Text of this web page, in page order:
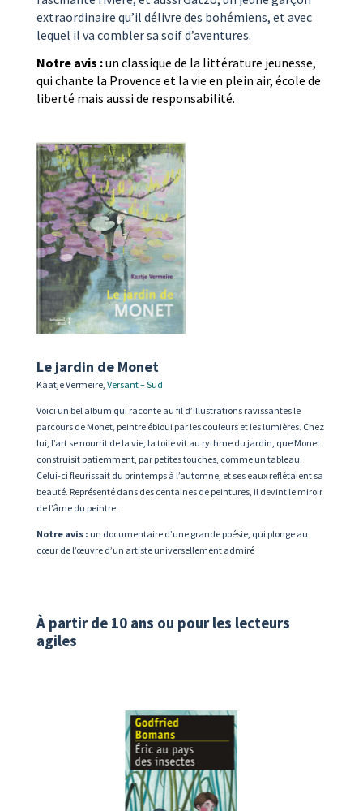
extraordinaire qu’il délivre des bohémiens, et avec
lequel il va combler sa soif d’aventures.
Notre avis :un classique de la littérature jeunesse,
qui chante la Provence et la vie en plein air, école de
liberté mais aussi de responsabilité.
Le jardin de Monet
Kaatje Vermeire, Versant –Sud
Voici un bel album qui raconte au fil d’illustrations ravissantes le
parcours de Monet, peintre ébloui par les couleurs et les lumières. Chez
lui, l’art se nourrit de la vie, la toile vit au rythme du jardin, que Monet
construisit patiemment, par petites touches, comme un tableau.
Celui-ci fleurissait du printemps à l’automne, et ses eaux reflétaient sa
beauté. Représenté dans des centaines de peintures, il devint le miroir
de l’âme du peintre.
Notre avis : un documentaire d’une grande poésie, qui plonge au
cœur de l’œuvre d’un artiste universellement admiré
À partir de 10 ans ou pour les lecteurs
agiles